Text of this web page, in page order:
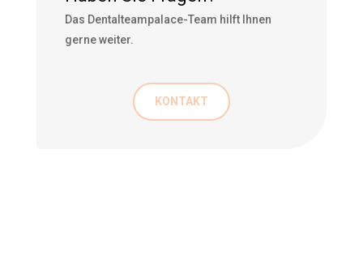
Das Dentalteampalace-Team hilft Ihnen
gerne weiter.
KONTAKT